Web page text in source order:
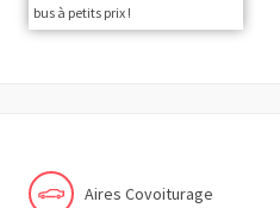
bus à petits prix !
Aires Covoiturage